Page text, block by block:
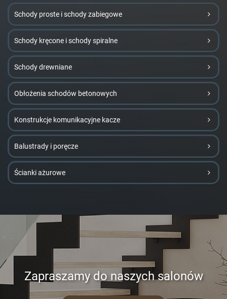
Schody proste i schody zabiegowe
Schody kręcone i schody spiralne
Schody drewniane
Obłożenia schodów betonowych
Konstrukcje komunikacyjne kacze
Balustrady i poręcze
Ścianki ażurowe
Zapraszamy do naszych salonów